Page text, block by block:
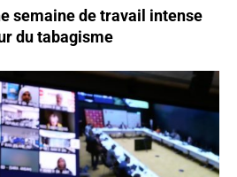
semaine de travail intense
du tabagisme